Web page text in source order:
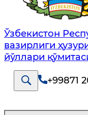
Ўзбекистон
вазирлиги
йўллари
+99871